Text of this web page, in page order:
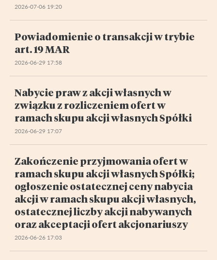
2026-07-06 19:20
Powiadomienie o transakcji w trybie
art. 19 MAR
2026-06-29 17:58
Nabycie praw z akcji własnych w
związku z rozliczeniem ofert w
ramach skupu akcji własnych Spółki
2026-06-29 17:07
Zakończenie przyjmowania ofert w
ramach skupu akcji własnych Spółki;
ogłoszenie ostatecznej ceny nabycia
akcji w ramach skupu akcji własnych,
ostatecznej liczby akcji nabywanych
oraz akceptacji ofert akcjonariuszy
2026-06-26 17:03